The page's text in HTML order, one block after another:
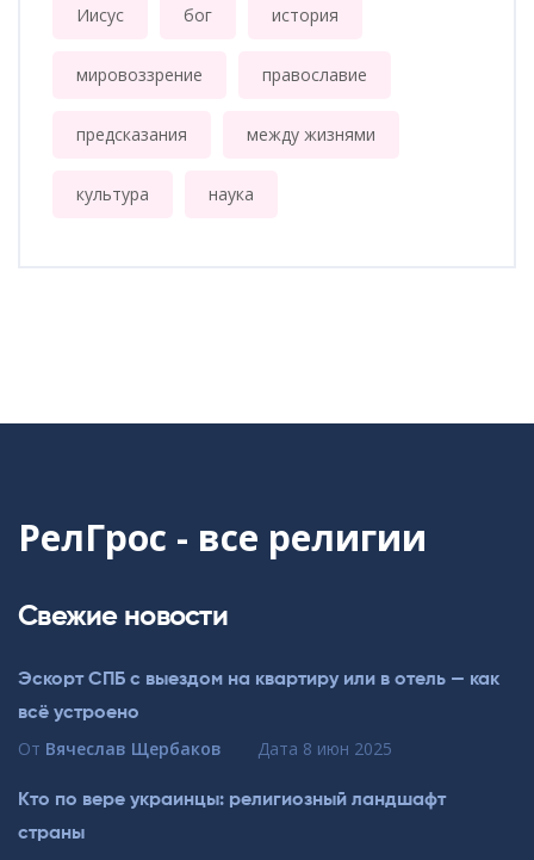
Иисус бог история
мировоззрение православие
предсказания между жизнями
культура наука
РелГрос - все религии
Свежие новости
Эскорт СПБ с выездом на квартиру или в отель — как
всё устроено
От Вячеслав Щербаков Дата 8 июн 2025
Кто по вере украинцы: религиозный ландшафт
страны